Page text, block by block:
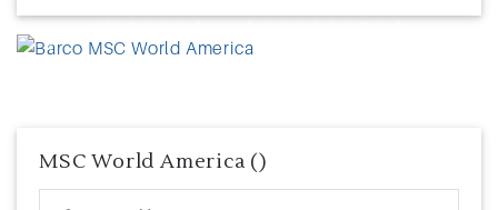
Previous
MSC World America ()